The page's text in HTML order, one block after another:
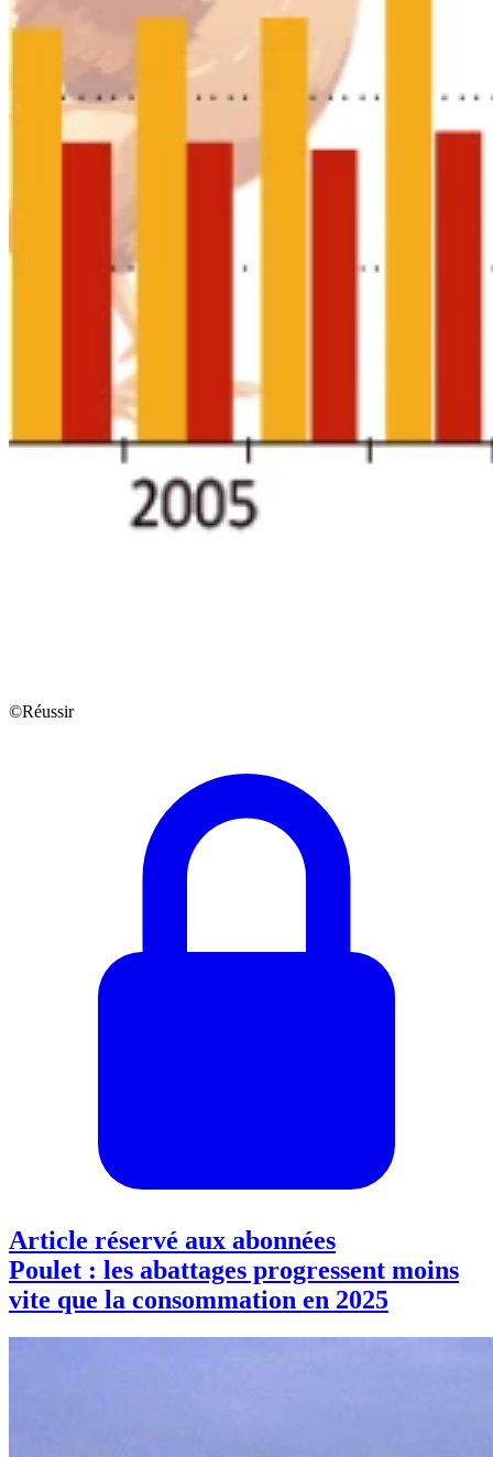
©Réussir
Article réservé aux abonnées
Poulet : les abattages progressent moins
vite que la consommation en 2025